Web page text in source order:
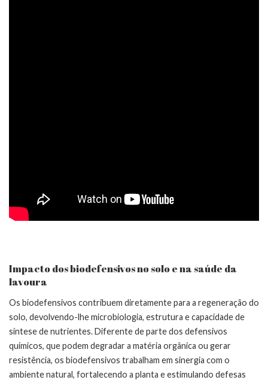
Impacto dos biodefensivos no solo e na saúde da
lavoura
Os biodefensivos contribuem diretamente para a regeneração do
solo, devolvendo-lhe microbiologia, estrutura e capacidade de
síntese de nutrientes. Diferente de parte dos defensivos
químicos, que podem degradar a matéria orgânica ou gerar
resistência, os biodefensivos trabalham em sinergia com o
ambiente natural, fortalecendo a planta e estimulando defesas